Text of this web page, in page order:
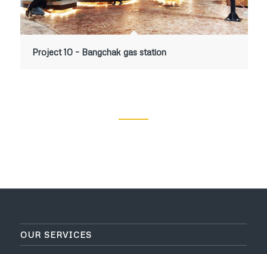
Project 10 – Bangchak gas station
OUR SERVICES